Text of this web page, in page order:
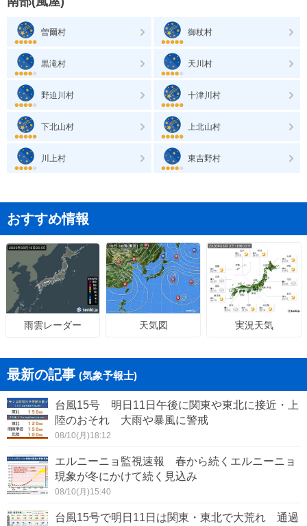
曽爾村 御杖村
黒滝村 天川村
野迫川村 十津川村
下北山村 上北山村
川上村 東吉野村
おすすめ情報
雨雲レーダー 天気図 実況天気
最新の記事 (気象予報士)
台風15号 明日11日午後に関東や東北に接近・上
陸のおそれ 大雨や暴風に警戒
08/10(月)18:12
エルニーニョ監視速報 春から続くエルニーニョ
現象が冬にかけて続く見込み
08/10(月)15:40
台風15号で明日11日は関東・東北で大荒れ 通過